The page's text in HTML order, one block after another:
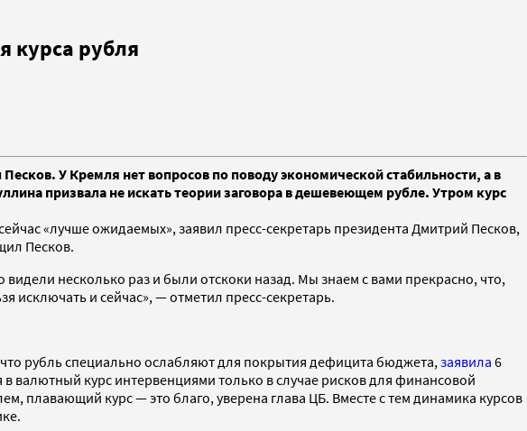
курса рубля
У Кремля нет вопросов по поводу экономической стабильности, а в
призвала не искать теории заговора в дешевеющем рубле. Утром курс
«лучше ожидаемых», заявил пресс-секретарь президента Дмитрий Песков,
Песков.
несколько раз и были отскоки назад. Мы знаем с вами прекрасно, что,
исключать и сейчас», — отметил пресс-секретарь.
рубль специально ослабляют для покрытия дефицита бюджета, заявила 6
в валютный курс интервенциями только в случае рисков для финансовой
плавающий курс — это благо, уверена глава ЦБ. Вместе с тем динамика курсов